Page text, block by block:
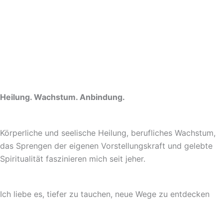
Heilung. Wachstum. Anbindung.
Körperliche und seelische Heilung, berufliches Wachstum,
das Sprengen der eigenen Vorstellungskraft und gelebte
Spiritualität faszinieren mich seit jeher.
Ich liebe es, tiefer zu tauchen, neue Wege zu entdecken